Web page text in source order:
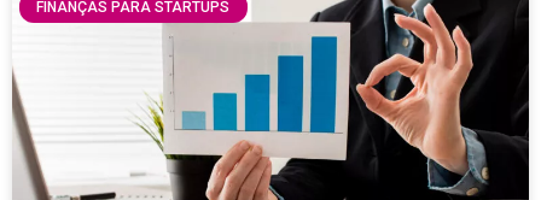
FINANÇAS PARA STARTUPS